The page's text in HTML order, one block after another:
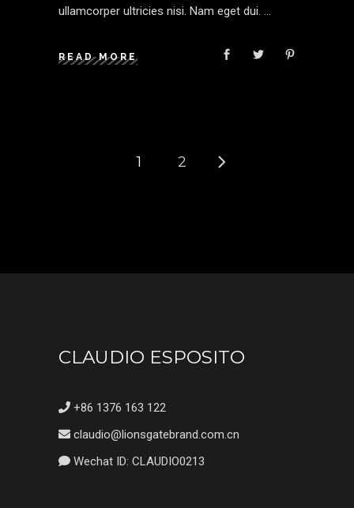
ullamcorper ultricies nisi. Nam eget dui.
READ MORE
1 2
CLAUDIO ESPOSITO
+86 1376 163 122
claudio@lionsgatebrand.com.cn
Wechat ID: CLAUDIO0213